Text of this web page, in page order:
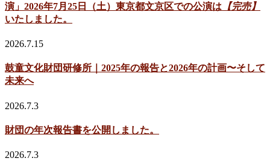
演」2026年7月25日（土）東京都文京区での公演は 【完売】
いたしました。
2026.7.15
鼓童文化財団研修所｜2025年の報告と2026年の計画〜そして
未来へ
2026.7.3
財団の年次報告書を公開しました。
2026.7.3